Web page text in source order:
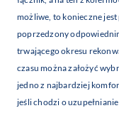
możliwe, to konieczne
poprzedzony
trwającego okresu
czasu można założyć
jedno z najbardziej
jeśli chodzi o